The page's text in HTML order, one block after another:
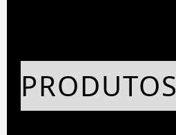
PRODUTOS